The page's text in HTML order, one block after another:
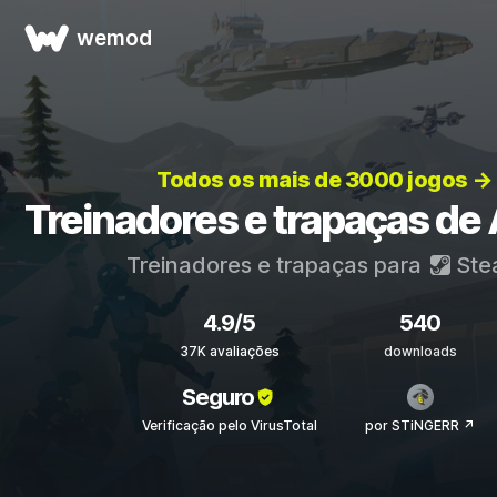
wemod
Todos os mais de 3000 jogos →
Treinadores e trapaças de
Treinadores e trapaças para
4.9/5
37K avaliações
540
downloads
Seguro
Verificação pelo VirusTotal por STiNGERR ↗